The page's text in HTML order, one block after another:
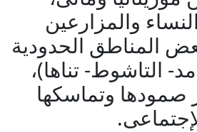
والمزارعين
المناطق الحدودية
التاشوط- تناها)،
صمودها وتماسكها